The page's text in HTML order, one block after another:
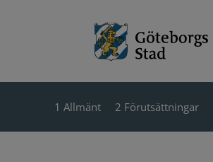
1 Allmänt 2 Förutsättningar